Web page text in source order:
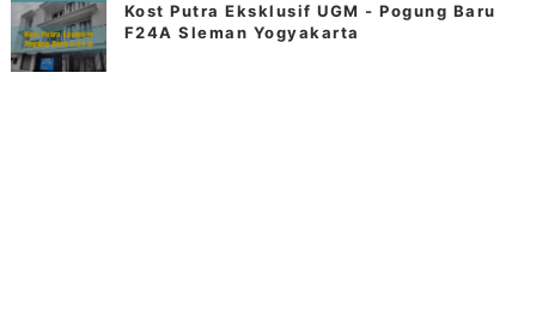
Kost Putra Eksklusif UGM - Pogung Baru
F24A Sleman Yogyakarta